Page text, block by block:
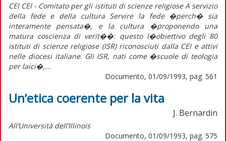
CEI CEI - Comitato per gli istituti di scienze religiose A servizio
della fede e della cultura Servire la fede �perch� sia
interamente pensata�, e la cultura �proponendo una
matura coscienza di verit��: questo l�obiettivo degli 80
istituti di scienze religiose (ISR) riconosciuti dalla CEI e attivi
nelle diocesi italiane. Gli ISR, nati come �scuole di teologia
per laici�,...
Documento, 01/09/1993, pag. 561
Un’etica coerente per la vita
J. Bernardin
All’Università dell’Illinois
Documento, 01/09/1993, pag. 575